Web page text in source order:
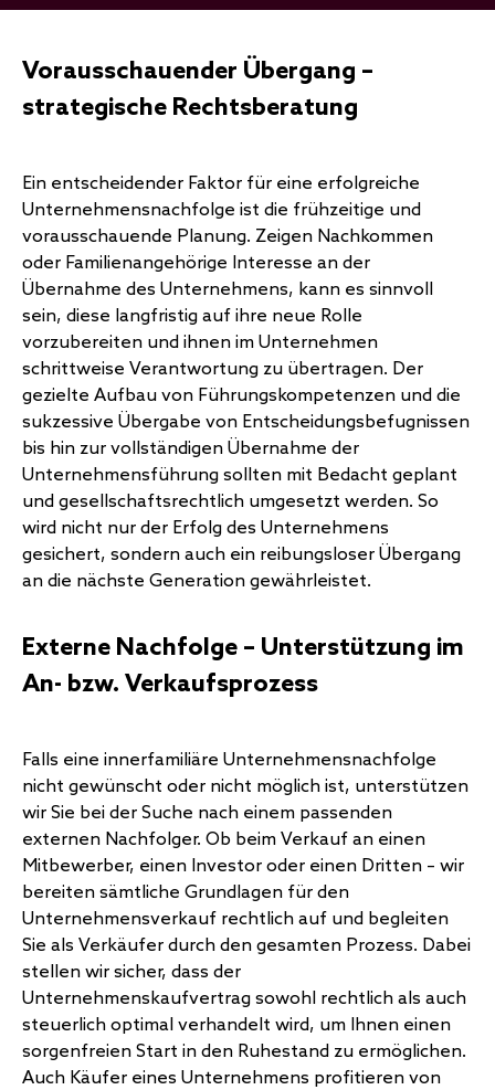
Vorausschauender Übergang –
strategische Rechtsberatung
Ein entscheidender Faktor für eine erfolgreiche
Unternehmensnachfolge ist die frühzeitige und
vorausschauende Planung. Zeigen Nachkommen
oder Familienangehörige Interesse an der
Übernahme des Unternehmens, kann es sinnvoll
sein, diese langfristig auf ihre neue Rolle
vorzubereiten und ihnen im Unternehmen
schrittweise Verantwortung zu übertragen. Der
gezielte Aufbau von Führungskompetenzen und die
sukzessive Übergabe von Entscheidungsbefugnissen
bis hin zur vollständigen Übernahme der
Unternehmensführung sollten mit Bedacht geplant
und gesellschaftsrechtlich umgesetzt werden. So
wird nicht nur der Erfolg des Unternehmens
gesichert, sondern auch ein reibungsloser Übergang
an die nächste Generation gewährleistet.
Externe Nachfolge – Unterstützung im
An- bzw. Verkaufsprozess
Falls eine innerfamiliäre Unternehmensnachfolge
nicht gewünscht oder nicht möglich ist, unterstützen
wir Sie bei der Suche nach einem passenden
externen Nachfolger. Ob beim Verkauf an einen
Mitbewerber, einen Investor oder einen Dritten – wir
bereiten sämtliche Grundlagen für den
Unternehmensverkauf rechtlich auf und begleiten
Sie als Verkäufer durch den gesamten Prozess. Dabei
stellen wir sicher, dass der
Unternehmenskaufvertrag sowohl rechtlich als auch
steuerlich optimal verhandelt wird, um Ihnen einen
sorgenfreien Start in den Ruhestand zu ermöglichen.
Auch Käufer eines Unternehmens profitieren von